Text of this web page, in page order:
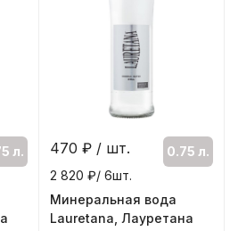
л.
470 ₽ / шт.
0.75 л.
2 820 ₽/ 6шт.
Минеральная вода
Lauretana, Лауретана